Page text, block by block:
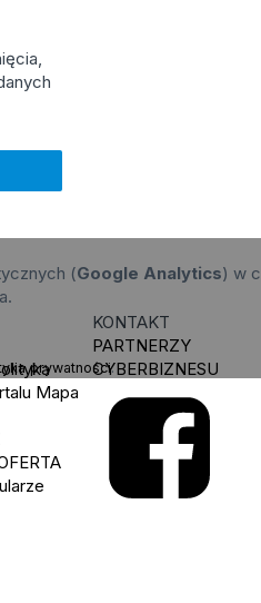
(Google Analytics) w
prywatności.
Mapa
KONTAKT
PARTNERZY
CYBERBIZNESU